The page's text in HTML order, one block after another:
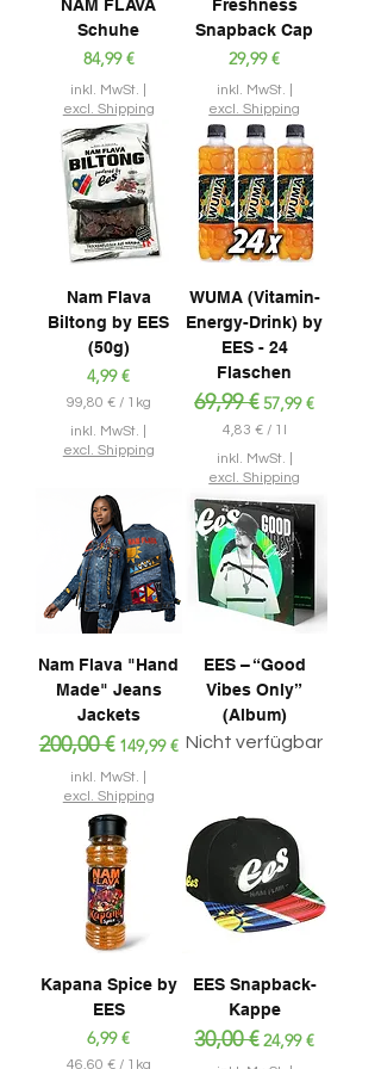
NAM FLAVA
Schuhe
Preis
84,99 €
inkl. MwSt.
excl. Shipping
Freshness
Snapback Cap
Preis
29,99 €
inkl. MwSt.
excl. Shipping
Nam Flava
Biltong by EES
(50g)
Preis
4,99 €
99,80 € / 1kg
9
,
0
€
p
r
o
1
K
l
o
g
a
m
inkl. MwSt.
excl. Shipping
WUMA (Vitamin-
Energy-Drink) by
EES - 24
Flaschen
Standardpreis
69,99 € Sale-Preis
57,99 €
4,83 € / 1l
,
8
3
€
p
r
o
1
i
e
r
inkl. MwSt.
excl. Shipping
Nam Flava "Hand
Made" Jeans
Jackets
Standardpreis
200,00 € Sale-Preis
149,99 €
inkl. MwSt.
excl. Shipping
EES – “Good
Vibes Only”
(Album)
Nicht verfügbar
Kapana Spice by
EES
Preis
6,99 €
46,60 € / 1kg
EES Snapback-
Kappe
Standardpreis
30,00 € Sale-Preis
24,99 €